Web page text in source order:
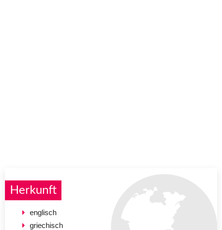
Herkunft
englisch
griechisch